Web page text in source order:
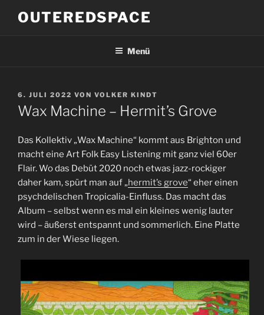
InhaltOUTEREDSPACE
Menü
VERÖFFENTLICHT
AM
6. JULI 2022 VON VOLKER KINDT
Wax Machine – Hermit’s Grove
Das Kollektiv „Wax Machine“ kommt aus Brighton und
macht eine Art Folk Easy Listening mit ganz viel 60er
Flair. Wo das Debüt 2020 noch etwas jazz-rockiger
daher kam, spürt man auf „hermit’s grove“ eher einen
psychdelischen Tropicalia-Einfluss. Das macht das
Album – selbst wenn es mal ein kleines wenig lauter
wird – äußerst entspannt und sommerlich. Eine Platte
zum in der Wiese liegen.